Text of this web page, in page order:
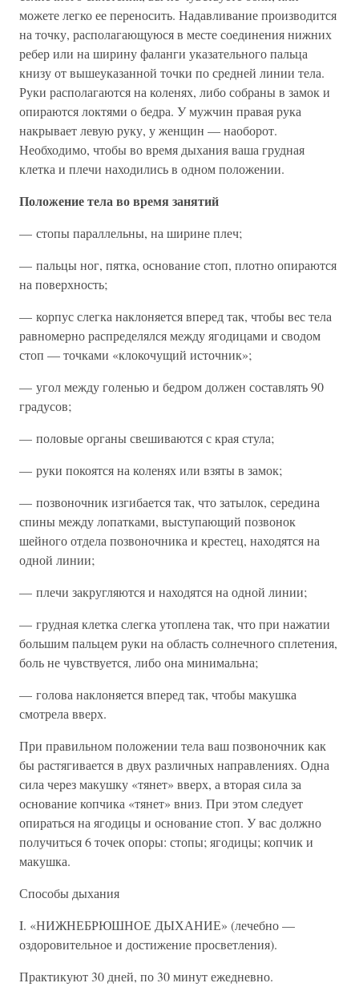
можете легко ее переносить. Надавливание производится
на точку, располагающуюся в месте соединения нижних
ребер или на ширину фаланги указательного пальца
книзу от вышеуказанной точки по средней линии тела.
Руки располагаются на коленях, либо собраны в замок и
опираются локтями о бедра. У мужчин правая рука
накрывает левую руку, у женщин — наоборот.
Необходимо, чтобы во время дыхания ваша грудная
клетка и плечи находились в одном положении.
Положение тела во время занятий
— стопы параллельны, на ширине плеч;
— пальцы ног, пятка, основание стоп, плотно опираются
на поверхность;
— корпус слегка наклоняется вперед так, чтобы вес тела
равномерно распределялся между ягодицами и сводом
стоп — точками «клокочущий источник»;
— угол между голенью и бедром должен составлять 90
градусов;
— половые органы свешиваются с края стула;
— руки покоятся на коленях или взяты в замок;
— позвоночник изгибается так, что затылок, середина
спины между лопатками, выступающий позвонок
шейного отдела позвоночника и крестец, находятся на
одной линии;
— плечи закругляются и находятся на одной линии;
— грудная клетка слегка утоплена так, что при нажатии
большим пальцем руки на область солнечного сплетения,
боль не чувствуется, либо она минимальна;
— голова наклоняется вперед так, чтобы макушка
смотрела вверх.
При правильном положении тела ваш позвоночник как
бы растягивается в двух различных направлениях. Одна
сила через макушку «тянет» вверх, а вторая сила за
основание копчика «тянет» вниз. При этом следует
опираться на ягодицы и основание стоп. У вас должно
получиться 6 точек опоры: стопы; ягодицы; копчик и
макушка.
Способы дыхания
I. «НИЖНЕБРЮШНОЕ ДЫХАНИЕ» (лечебно —
оздоровительное и достижение просветления).
Практикуют 30 дней, по 30 минут ежедневно.